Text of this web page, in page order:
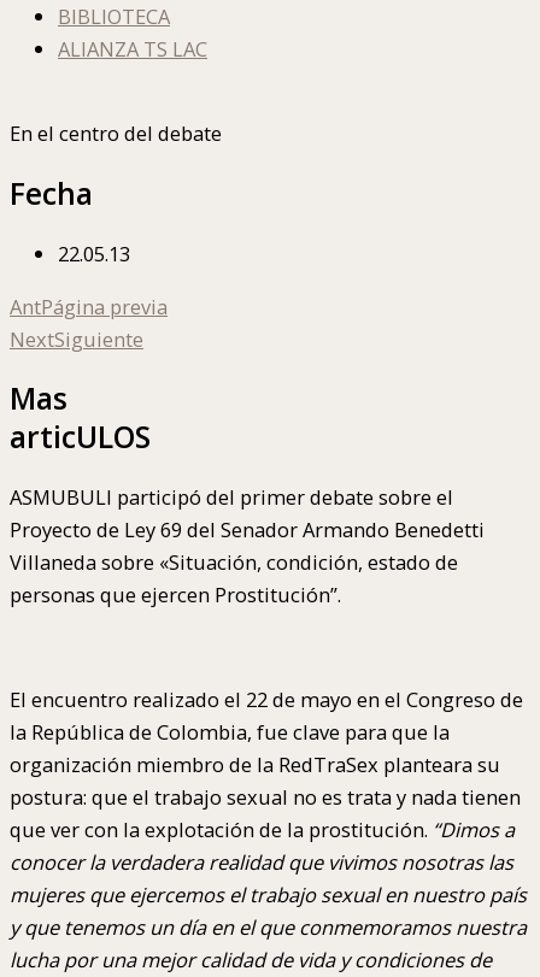
BIBLIOTECA
ALIANZA TS LAC
En el centro del debate
Fecha
22.05.13
AntPágina previa
NextSiguiente
Mas
articULOS
ASMUBULI participó del primer debate sobre el
Proyecto de Ley 69 del Senador Armando Benedetti
Villaneda sobre «Situación, condición, estado de
personas que ejercen Prostitución”.
El encuentro realizado el 22 de mayo en el Congreso de
la República de Colombia, fue clave para que la
organización miembro de la RedTraSex planteara su
postura: que el trabajo sexual no es trata y nada tienen
que ver con la explotación de la prostitución. “Dimos a
conocer la verdadera realidad que vivimos nosotras las
mujeres que ejercemos el trabajo sexual en nuestro país
y que tenemos un día en el que conmemoramos nuestra
lucha por una mejor calidad de vida y condiciones de